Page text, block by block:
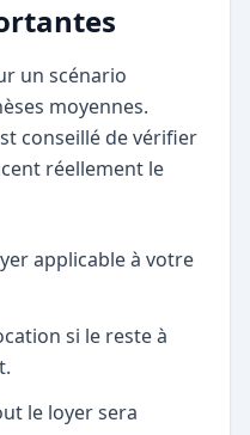
un scénario
moyennes.
conseillé de vérifier
réellement le
applicable à votre
si le reste à
le loyer sera